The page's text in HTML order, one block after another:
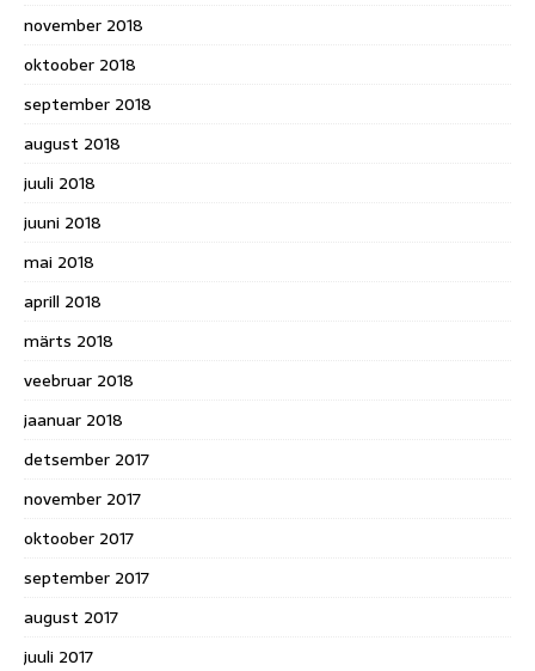
november 2018
oktoober 2018
september 2018
august 2018
juuli 2018
juuni 2018
mai 2018
aprill 2018
märts 2018
veebruar 2018
jaanuar 2018
detsember 2017
november 2017
oktoober 2017
september 2017
august 2017
juuli 2017